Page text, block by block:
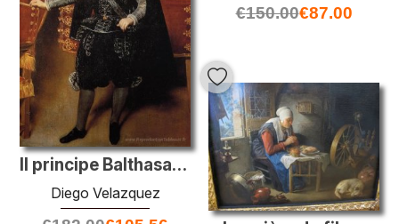
€150.00€87.00
Il principe Balthasar Carlos
Diego Velazquez